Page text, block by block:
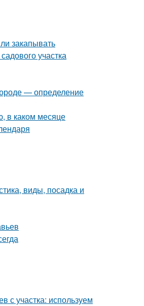
закапывать
участка
— определение
в каком месяце
виды, посадка и
с участка: используем